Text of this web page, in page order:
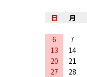
日
月
6
7
13
14
20
21
27
28